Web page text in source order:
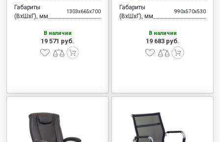
Габариты
(ВхШхГ), мм
1303x665x700
В наличии
19 571 руб.
Габариты
(ВхШхГ), мм
990x570x530
В наличии
19 683 руб.